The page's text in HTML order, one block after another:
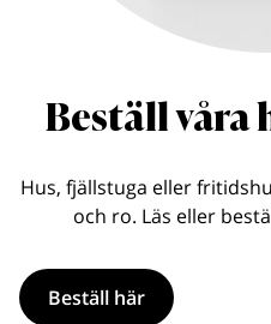
Beställ våra
Hus, fjällstuga eller
och ro. Läs eller
Beställ här